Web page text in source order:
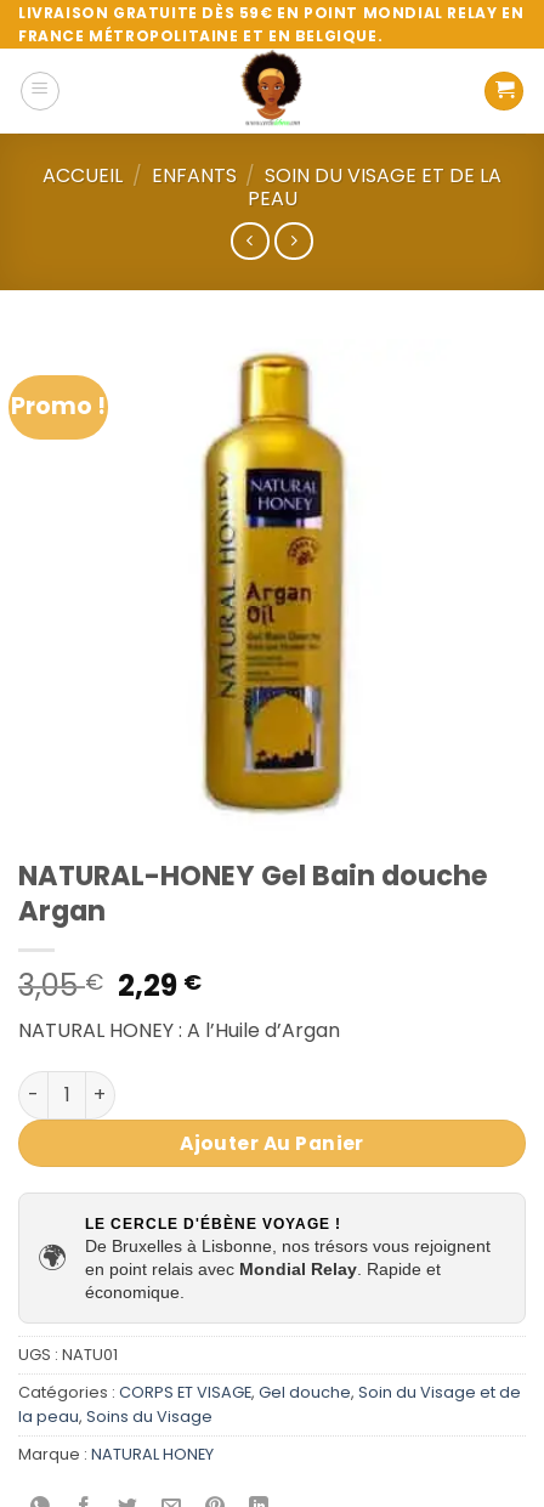
Passer
au
contenu
LIVRAISON GRATUITE DÈS 59€ EN POINT MONDIAL RELAY EN
FRANCE MÉTROPOLITAINE ET EN BELGIQUE.
ACCUEIL / ENFANTS / SOIN DU VISAGE ET DE LA
PEAU
Promo !
NATURAL-HONEY Gel Bain douche
Argan
3,05€ Le
prix
initial
2,29 €Le
prix
actuel
NATURAL HONEY : A l’Huile d’Argan
quantité de NATURAL-HONEY Gel Bain douche Argan
Ajouter Au Panier
🌍
LE CERCLE D'ÉBÈNE VOYAGE !
De Bruxelles à Lisbonne, nos trésors vous rejoignent
en point relais avec Mondial Relay . Rapide et
économique.
UGS : NATU01
Catégories : CORPS ET VISAGE, Gel douche, Soin du Visage et de
la peau, Soins du Visage
Marque : NATURAL HONEY